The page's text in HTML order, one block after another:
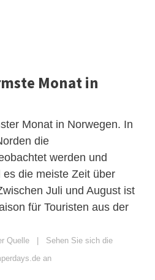
Monat in
Monat in Norwegen. In
die
werden und
die meiste Zeit über
Juli und August ist
für Touristen aus der
Quelle
Sehen Sie sich die
an